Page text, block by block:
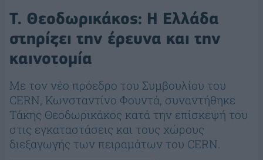
Τ. Θεοδωρικάκος: Η Ελλάδα
στηρίζει την έρευνα και την
καινοτομία
Με τον νέο πρόεδρο του Συμβουλίου του
CERN, Κωνσταντίνο Φουντά, συναντήθηκε
Τάκης Θεοδωρικάκος κατά την επίσκεψή του
στις εγκαταστάσεις και τους χώρους
διεξαγωγής των πειραμάτων του CERN.